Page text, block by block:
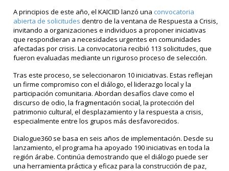
A principios de este año, el KAICIID lanzó una convocatoria
abierta de solicitudes dentro de la ventana de Respuesta a Crisis,
invitando a organizaciones e individuos a proponer iniciativas
que respondieran a necesidades urgentes en comunidades
afectadas por crisis. La convocatoria recibió 113 solicitudes, que
fueron evaluadas mediante un riguroso proceso de selección.
Tras este proceso, se seleccionaron 10 iniciativas. Estas reflejan
un firme compromiso con el diálogo, el liderazgo local y la
participación comunitaria. Abordan desafíos clave como el
discurso de odio, la fragmentación social, la protección del
patrimonio cultural, el desplazamiento y la respuesta a crisis,
especialmente entre los grupos más desfavorecidos.
Dialogue360 se basa en seis años de implementación. Desde su
lanzamiento, el programa ha apoyado 190 iniciativas en toda la
región árabe. Continúa demostrando que el diálogo puede ser
una herramienta práctica y eficaz para la construcción de paz,